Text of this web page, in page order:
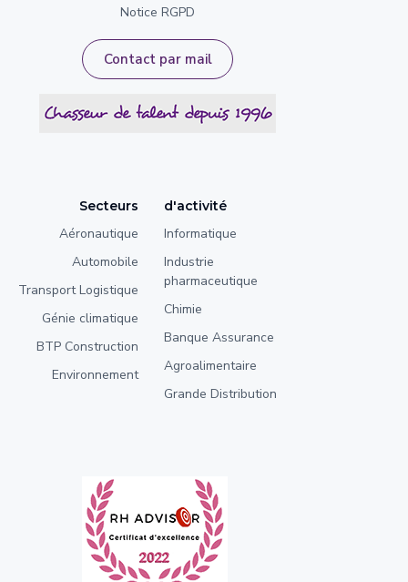
Notice RGPD
Contact par mail
Secteurs
Aéronautique
Automobile
Transport Logistique
Génie climatique
BTP Construction
Environnement
d'activité
Informatique
Industrie
pharmaceutique
Chimie
Banque Assurance
Agroalimentaire
Grande Distribution